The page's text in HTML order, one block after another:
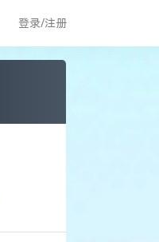
登录/注册